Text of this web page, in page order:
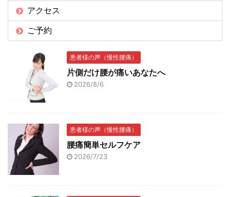
アクセス
ご予約
患者様の声（慢性腰痛）
片側だけ腰が痛いあなたへ
2026/8/6
患者様の声（慢性腰痛）
腰痛簡単セルフケア
2026/7/23